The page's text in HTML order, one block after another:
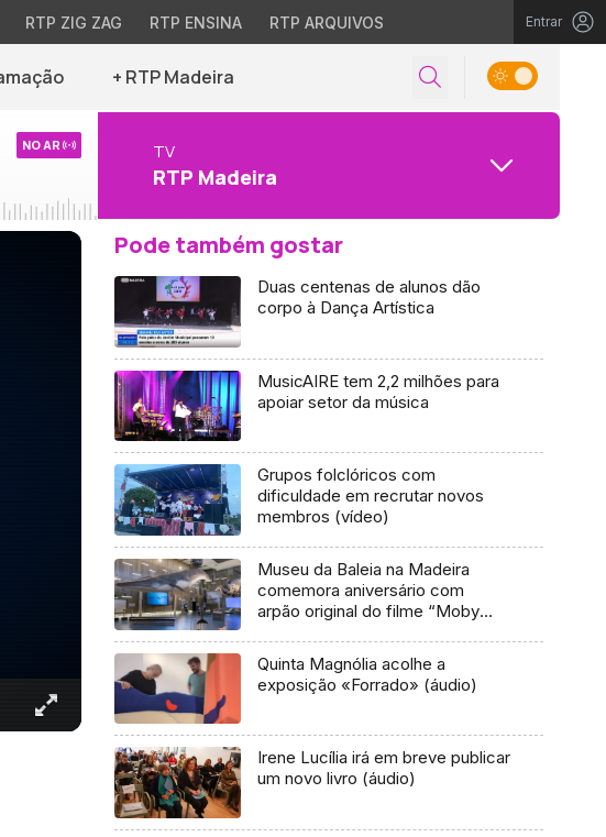
RTP ZIG ZAG RTP ENSINA RTP ARQUIVOS Entrar
+ RTP Madeira
NO AR TV
RTP Madeira
Pode também gostar
Duas centenas de alunos dão
corpo à Dança Artística
MusicAIRE tem 2,2 milhões para
apoiar setor da música
Grupos folclóricos com
dificuldade em recrutar novos
membros (vídeo)
Museu da Baleia na Madeira
comemora aniversário com
arpão original do filme “Moby
Quinta Magnólia acolhe a
exposição «Forrado» (áudio)
Irene Lucília irá em breve publicar
um novo livro (áudio)